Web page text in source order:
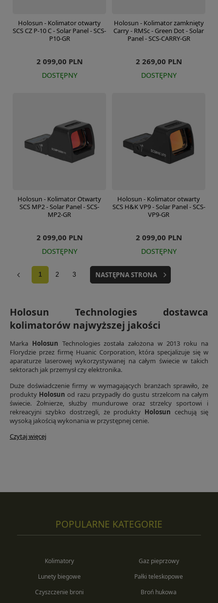
Holosun - Kolimator otwarty
SCS CZ P-10 C - Solar Panel - SCS-
P10-GR
2 099,00 PLN
DOSTĘPNY
Holosun - Kolimator zamknięty
Carry - RMSc - Green Dot - Solar
Panel - SCS-CARRY-GR
2 269,00 PLN
DOSTĘPNY
Holosun - Kolimator Otwarty
SCS MP2 - Solar Panel - SCS-
MP2-GR
2 099,00 PLN
DOSTĘPNY
Holosun - Kolimator otwarty
SCS H&K VP9 - Solar Panel - SCS-
VP9-GR
2 099,00 PLN
DOSTĘPNY
1 2 3 NASTĘPNA STRONA
Holosun Technologies dostawca
kolimatorów najwyższej jakości
Marka Holosun Technologies została założona w 2013 roku na
Florydzie przez firmę Huanic Corporation, która specjalizuje się w
aparaturze laserowej wykorzystywanej na całym świecie w takich
sektorach jak przemysł czy elektronika.
Duże doświadczenie firmy w wymagających branżach sprawiło, że
produkty Holosun od razu przypadły do gustu strzelcom na całym
świecie. Żołnierze, służby mundurowe oraz strzelcy sportowi i
rekreacyjni szybko dostrzegli, że produkty Holosun cechują się
wysoką jakością wykonania w przystępnej cenie.
Czytaj więcej
POPULARNE KATEGORIE
Kolimatory
Lunety biegowe
Czyszczenie broni
Gaz pieprzowy
Pałki teleskopowe
Broń hukowa